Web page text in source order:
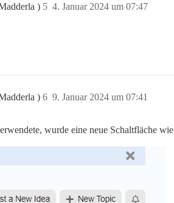
) 4. Januar 2024 um 07:47
5
) 9. Januar 2024 um 07:41
6
wurde eine neue Schaltfläche